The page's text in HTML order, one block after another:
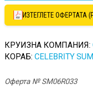
ИЗТЕГЛЕТЕ ОФЕРТАТА
КРУИЗНА КОМПАНИЯ:
КОРАБ: CELEBRITY
Оферта № SM06R033